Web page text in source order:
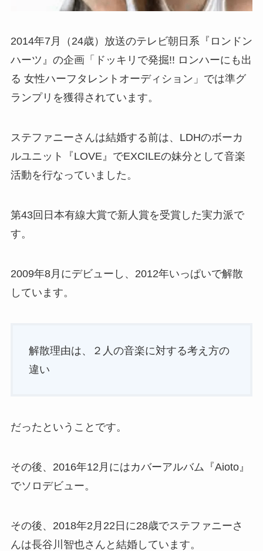
2014年7月（24歳）放送のテレビ朝日系『ロンドン
ハーツ』の企画「ドッキリで発掘!! ロンハーにも出
る 女性ハーフタレントオーディション」では準グ
ランプリを獲得されています。
ステファニーさんは結婚する前は、LDHのボーカ
ルユニット『LOVE』でEXCILEの妹分として音楽
活動を行なっていました。
第43回日本有線大賞で新人賞を受賞した実力派で
す。
2009年8月にデビューし、2012年いっぱいで解散
しています。
解散理由は、２人の音楽に対する考え方の
違い
だったということです。
その後、2016年12月にはカバーアルバム『Aioto』
でソロデビュー。
その後、2018年2月22日に28歳でステファニーさ
んは長谷川智也さんと結婚しています。